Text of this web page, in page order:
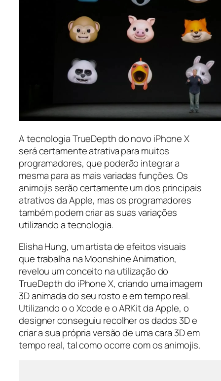
A tecnologia TrueDepth do novo iPhone X
será certamente atrativa para muitos
programadores, que poderão integrar a
mesma para as mais variadas funções. Os
animojis serão certamente um dos principais
atrativos da Apple, mas os programadores
também podem criar as suas variações
utilizando a tecnologia.
Elisha Hung, um artista de efeitos visuais
que trabalha na Moonshine Animation,
revelou um conceito na utilização do
TrueDepth do iPhone X, criando uma imagem
3D animada do seu rosto e em tempo real.
Utilizando o o Xcode e o ARKit da Apple, o
designer conseguiu recolher os dados 3D e
criar a sua própria versão de uma cara 3D em
tempo real, tal como ocorre com os animojis.